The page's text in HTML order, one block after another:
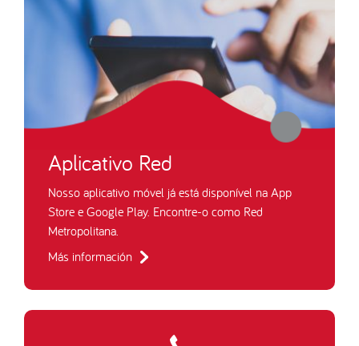
Aplicativo Red
Nosso aplicativo móvel já está disponível na App
Store e Google Play. Encontre-o como Red
Metropolitana.
Más información